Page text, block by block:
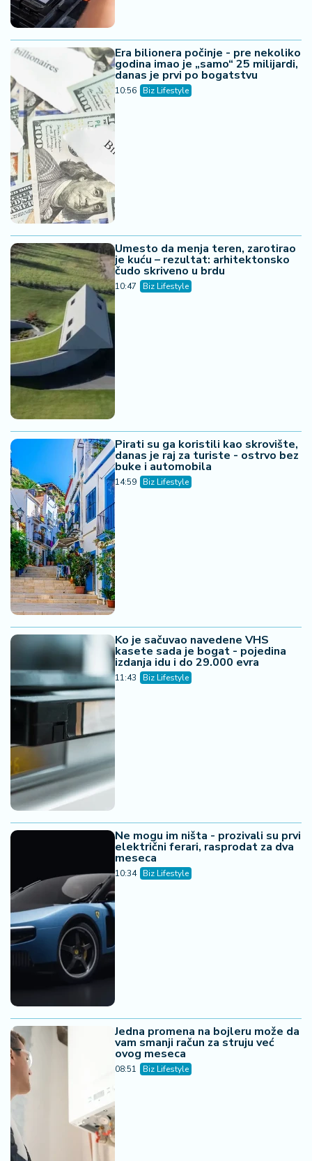
Era bilionera počinje - pre nekoliko
godina imao je „samo“ 25 milijardi,
danas je prvi po bogatstvu
10:56 Biz Lifestyle
Umesto da menja teren, zarotirao
je kuću – rezultat: arhitektonsko
čudo skriveno u brdu
10:47 Biz Lifestyle
Pirati su ga koristili kao skrovište,
danas je raj za turiste - ostrvo bez
buke i automobila
14:59 Biz Lifestyle
Ko je sačuvao navedene VHS
kasete sada je bogat - pojedina
izdanja idu i do 29.000 evra
11:43 Biz Lifestyle
Ne mogu im ništa - prozivali su prvi
električni ferari, rasprodat za dva
meseca
10:34 Biz Lifestyle
Jedna promena na bojleru može da
vam smanji račun za struju već
ovog meseca
08:51 Biz Lifestyle